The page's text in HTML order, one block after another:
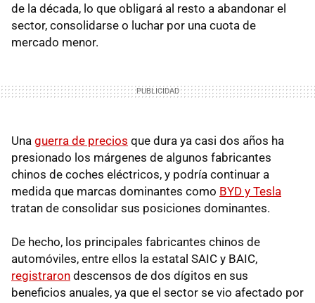
de la década, lo que obligará al resto a abandonar el
sector, consolidarse o luchar por una cuota de
mercado menor.
Una guerra de precios que dura ya casi dos años ha
presionado los márgenes de algunos fabricantes
chinos de coches eléctricos, y podría continuar a
medida que marcas dominantes como BYD y Tesla
tratan de consolidar sus posiciones dominantes.
De hecho, los principales fabricantes chinos de
automóviles, entre ellos la estatal SAIC y BAIC,
registraron descensos de dos dígitos en sus
beneficios anuales, ya que el sector se vio afectado por